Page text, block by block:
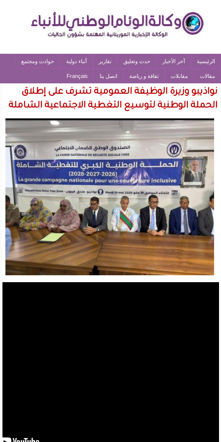
الرئيسية آخر الأخبار حدث وتعليق تقارير أنباء دولية حوادث ومجتمع
مقالات مقابلات ثقافة و رياضة اتصل بنا Français
نواذيبو وزيرة الوظيفة العمومية تشرف على إطلاق
الحملة الوطنية لتوسيع التغطية الاجتماعية الشاملة